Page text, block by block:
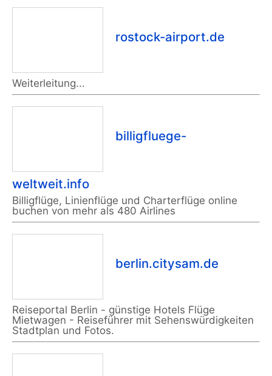
rostock-airport.de
Weiterleitung...
billigfluege-
weltweit.info
Billigflüge, Linienflüge und Charterflüge online
buchen von mehr als 480 Airlines
berlin.citysam.de
Reiseportal Berlin - günstige Hotels Flüge
Mietwagen - Reiseführer mit Sehenswürdigkeiten
Stadtplan und Fotos.